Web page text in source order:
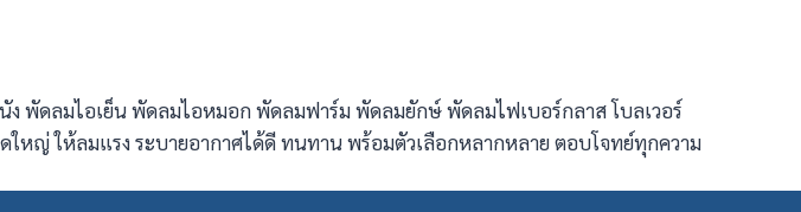
พัดลมไอเย็น พัดลมไอหมอก พัดลมฟาร์ม พัดลมยักษ์ พัดลมไฟเบอร์กลาส โบลเวอร์
ใหญ่ ให้ลมแรง ระบายอากาศได้ดี ทนทาน พร้อมตัวเลือกหลากหลาย ตอบโจทย์ทุกความ